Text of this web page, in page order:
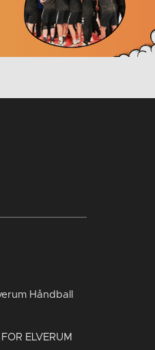
Håndball
ELVERUM